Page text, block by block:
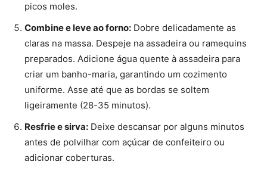
picos moles.
Combine e leve ao forno: Dobre delicadamente as
claras na massa. Despeje na assadeira ou ramequins
preparados. Adicione água quente à assadeira para
criar um banho-maria, garantindo um cozimento
uniforme. Asse até que as bordas se soltem
ligeiramente (28-35 minutos).
Resfrie e sirva: Deixe descansar por alguns minutos
antes de polvilhar com açúcar de confeiteiro ou
adicionar coberturas.